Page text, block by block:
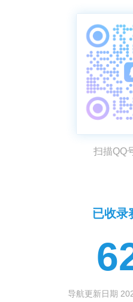
扫描QQ
已收录
导航更新日期